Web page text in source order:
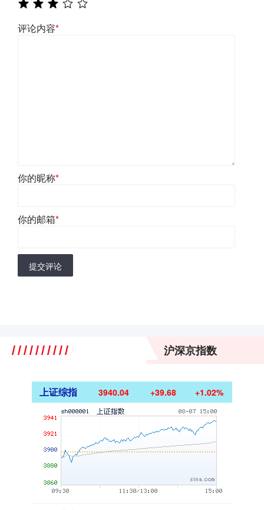
评论内容*
你的昵称*
你的邮箱*
提交评论
沪深京指数
上证综指 3940.04 +39.68 +1.02%